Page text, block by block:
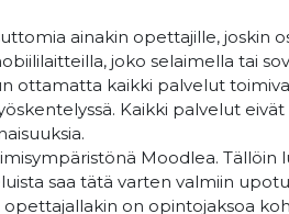
ainakin opettajille, joskin
joko selaimella tai
ottamatta kaikki palvelut
Kaikki palvelut
Moodlea. Tällöin
saa tätä varten valmiin
on opintojaksoa